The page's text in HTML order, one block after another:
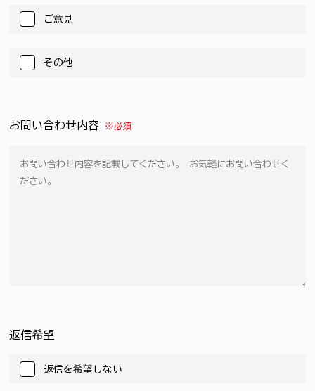
ご意見
その他
お問い合わせ内容 ※必須
返信希望
返信を希望しない